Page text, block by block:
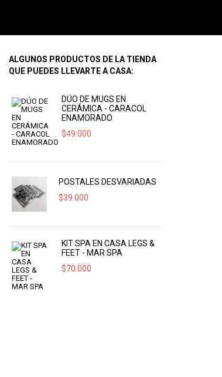
ALGUNOS PRODUCTOS DE LA TIENDA
QUE PUEDES LLEVARTE A CASA:
DÚO DE MUGS EN
CERÁMICA - CARACOL
ENAMORADO
$49.000
POSTALES DESVARIADAS
$39.000
KIT SPA EN CASA LEGS &
FEET - MAR SPA
$70.000